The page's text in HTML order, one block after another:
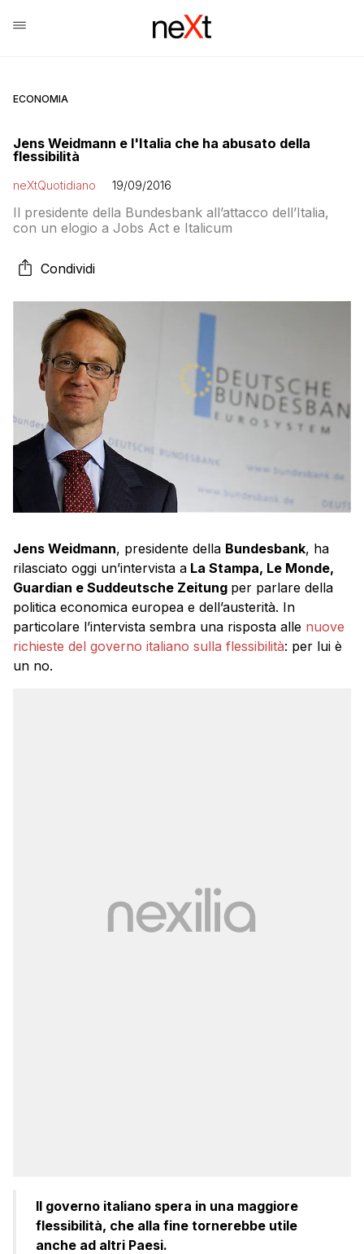
ECONOMIA
Jens Weidmann e l'Italia che ha abusato della
flessibilità
neXtQuotidiano 19/09/2016
Il presidente della Bundesbank all’attacco dell’Italia,
con un elogio a Jobs Act e Italicum
Condividi
Jens Weidmann, presidente della Bundesbank, ha
rilasciato oggi un’intervista a La Stampa, Le Monde,
Guardian e Suddeutsche Zeitung per parlare della
politica economica europea e dell’austerità. In
particolare l’intervista sembra una risposta alle nuove
richieste del governo italiano sulla flessibilità: per lui è
un no.
Il governo italiano spera in una maggiore
flessibilità, che alla fine tornerebbe utile
anche ad altri Paesi.